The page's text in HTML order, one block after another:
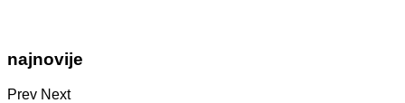
najnovije
Prev Next